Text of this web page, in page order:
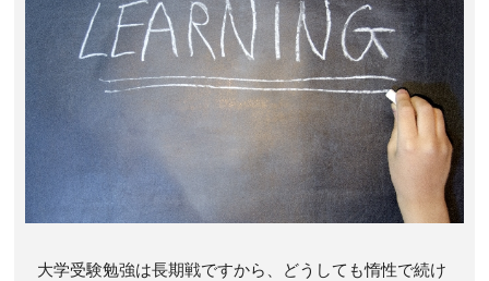
大学受験勉強は長期戦ですから、どうしても惰性で続け